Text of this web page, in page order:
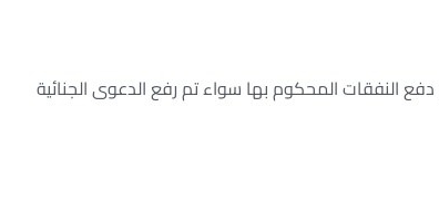
النفقات المحكوم بها سواء تم رفع الدعوى الجنائية